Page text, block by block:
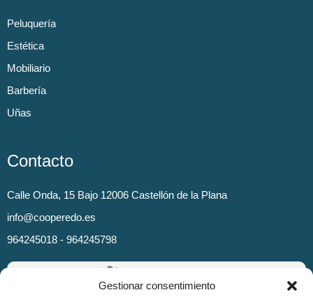
Gestionar consentimiento
Peluquería
Estética
Mobiliario
Barbería
Uñas
Contacto
Calle Onda, 15 Bajo 12006 Castellón de la Plana
info@cooperedo.es
964245018 - 964245798